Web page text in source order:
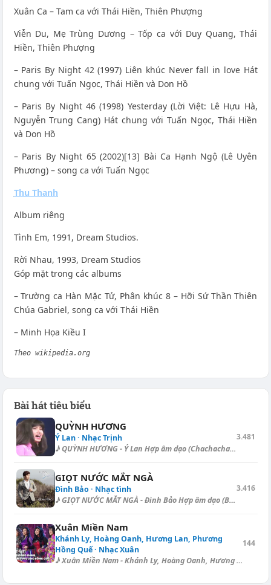
Xuân Ca – Tam ca với Thái Hiền, Thiên Phượng
Viễn Du, Mẹ Trùng Dương – Tốp ca với Duy Quang, Thái
Hiền, Thiên Phượng
– Paris By Night 42 (1997) Liên khúc Never fall in love Hát
chung với Tuấn Ngọc, Thái Hiền và Don Hồ
– Paris By Night 46 (1998) Yesterday (Lời Việt: Lê Hựu Hà,
Nguyễn Trung Cang) Hát chung với Tuấn Ngọc, Thái Hiền
và Don Hồ
– Paris By Night 65 (2002)[13] Bài Ca Hạnh Ngộ (Lê Uyên
Phương) – song ca với Tuấn Ngọc
Thu Thanh
Album riêng
Tình Em, 1991, Dream Studios.
Rời Nhau, 1993, Dream Studios
Góp mặt trong các albums
– Trường ca Hàn Mặc Tử, Phân khúc 8 – Hỡi Sứ Thần Thiên
Chúa Gabriel, song ca với Thái Hiền
– Minh Họa Kiều I
Theo wikipedia.org
Bài hát tiêu biểu
QUỲNH HƯƠNG
Ý Lan · Nhạc Trịnh
♪ QUỲNH HƯƠNG - Ý Lan Hợp âm dạo (Chachacha - Capo I): [C] | [C] | [G#]...
3.481
GIỌT NƯỚC MẮT NGÀ
Đình Bảo · Nhạc tình
♪ GIỌT NƯỚC MẮT NGÀ - Đình Bảo Hợp âm dạo (Boston): [C] | [Em] | [Am7] |...
3.416
Xuân Miền Nam
Khánh Ly, Hoàng Oanh, Hương Lan, Phương
Hồng Quế · Nhạc Xuân
♪ Xuân Miền Nam - Khánh Ly, Hoàng Oanh, Hương Lan & Phương Hồng Quế...
144